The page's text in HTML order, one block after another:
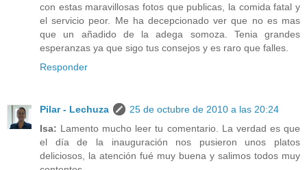
con estas maravillosas fotos que publicas, la comida fatal y
el servicio peor. Me ha decepcionado ver que no es mas
que un añadido de la adega somoza. Tenia grandes
esperanzas ya que sigo tus consejos y es raro que falles.
Responder
Pilar - Lechuza
25 de octubre de 2010 a las 20:24
Isa: Lamento mucho leer tu comentario. La verdad es que
el día de la inauguración nos pusieron unos platos
deliciosos, la atención fué muy buena y salimos todos muy